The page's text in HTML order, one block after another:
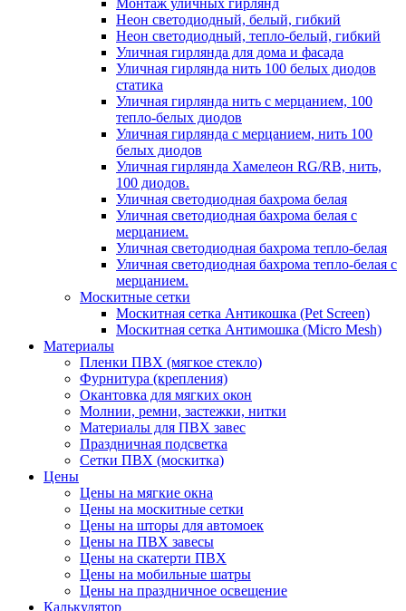
Монтаж уличных гирлянд
Неон светодиодный, белый, гибкий
Неон светодиодный, тепло-белый, гибкий
Уличная гирлянда для дома и фасада
Уличная гирлянда нить 100 белых диодов
статика
Уличная гирлянда нить с мерцанием, 100
тепло-белых диодов
Уличная гирлянда с мерцанием, нить 100
белых диодов
Уличная гирлянда Хамелеон RG/RB, нить,
100 диодов.
Уличная светодиодная бахрома белая
Уличная светодиодная бахрома белая с
мерцанием.
Уличная светодиодная бахрома тепло-белая
Уличная светодиодная бахрома тепло-белая с
мерцанием.
Москитные сетки
Москитная сетка Антикошка (Pet Screen)
Москитная сетка Антимошка (Micro Mesh)
Материалы
Пленки ПВХ (мягкое стекло)
Фурнитура (крепления)
Окантовка для мягких окон
Молнии, ремни, застежки, нитки
Материалы для ПВХ завес
Праздничная подсветка
Сетки ПВХ (москитка)
Цены
Цены на мягкие окна
Цены на москитные сетки
Цены на шторы для автомоек
Цены на ПВХ завесы
Цены на скатерти ПВХ
Цены на мобильные шатры
Цены на праздничное освещение
Калькулятор